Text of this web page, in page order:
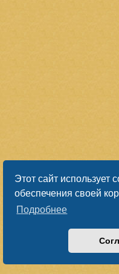
Этот сайт использует
обеспечения своей
Подробнее